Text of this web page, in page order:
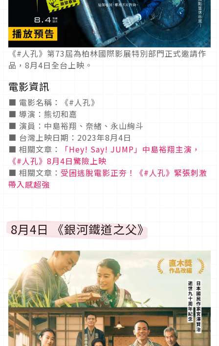
《#人孔》第73屆為柏林國際影展特別部門正式邀請作
品，8月4日全台上映。
電影資訊
■ 電影名稱：《#人孔》
■ 導演：熊切和嘉
■ 演員：中島裕翔、奈緒、永山絢斗
■ 台灣上映日期：2023年8月4日
■ 相關文章：
「Hey! Say! JUMP」中島裕翔主演，
《#人孔》8月4日驚險上映
■ 相關文章： 受困逃脫電影正夯！《#人孔》緊張刺激
帶入感超強
8月4日 《銀河鐵道之父》